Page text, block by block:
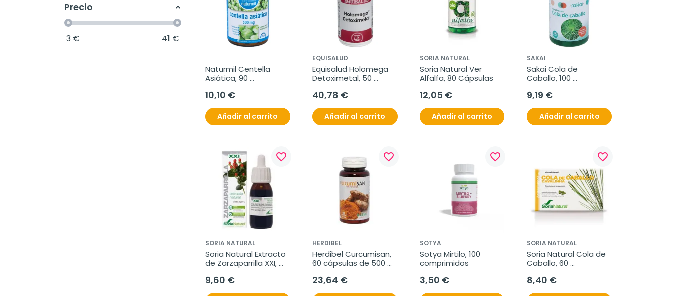
Precio
3 € 41 €
Naturmil Centella
Asiática, 90
mg.
10,10 €
Añadir al carrito
EQUISALUD
Equisalud Holomega
Detoximetal, 50
40,78 €
Añadir al carrito
SORIA NATURAL
Soria Natural Ver
Alfalfa, 80 Cápsulas
12,05 €
Añadir al carrito
SAKAI
Sakai Cola de
Caballo, 100
mg
9,19 €
Añadir al carrito
favorite_border
SORIA NATURAL
Soria Natural Extracto
de Zarzaparrilla XXI,
9,60 €
favorite_border
HERDIBEL
Herdibel Curcumisan,
60 cápsulas de 500
23,64 €
favorite_border
SOTYA
Sotya Mirtilo, 100
comprimidos
3,50 €
favorite_border
SORIA NATURAL
Soria Natural Cola de
Caballo, 60
mg
8,40 €